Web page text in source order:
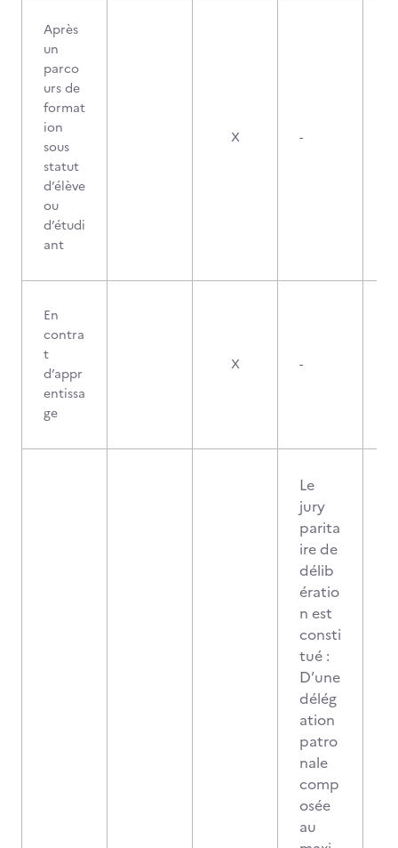
Après
un
parco
urs de
format
ion
sous
statut
d’élève
ou
d’étudi
ant
X -
En
contra
t
d’appr
entissa
ge
X -
Le
jury
parita
ire de
délib
ératio
n est
consti
tué :
D’une
délég
ation
patro
nale
comp
osée
au